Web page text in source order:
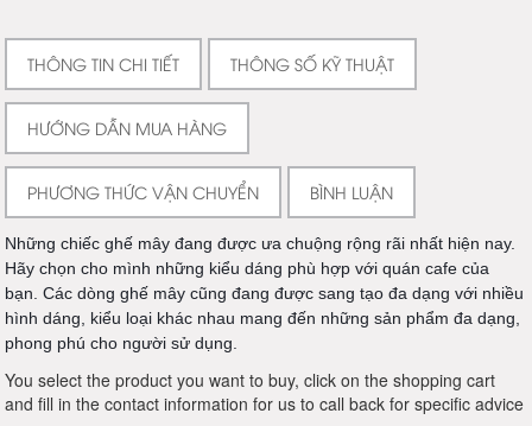
THÔNG TIN CHI TIẾT THÔNG SỐ KỸ THUẬT
HƯỚNG DẪN MUA HÀNG
PHƯƠNG THỨC VẬN CHUYỂN BÌNH LUẬN
Những chiếc ghế mây đang được ưa chuộng rộng rãi nhất hiện nay.
Hãy chọn cho mình những kiểu dáng phù hợp với quán cafe của
bạn. Các dòng ghế mây cũng đang được sang tạo đa dạng với nhiều
hình dáng, kiểu loại khác nhau mang đến những sản phẩm đa dạng,
phong phú cho người sử dụng.
You select the product you want to buy, click on the shopping cart
and fill in the contact information for us to call back for specific advice